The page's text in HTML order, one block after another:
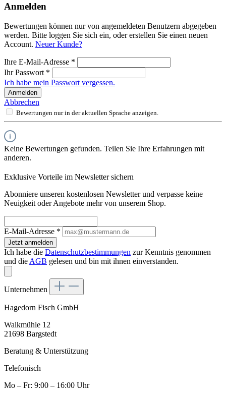
Anmelden
Bewertungen können nur von angemeldeten Benutzern abgegeben
werden. Bitte loggen Sie sich ein, oder erstellen Sie einen neuen
Account. Neuer Kunde?
Ihre E-Mail-Adresse *
Ihr Passwort *
Ich habe mein Passwort vergessen.
Anmelden
Abbrechen
Bewertungen nur in der aktuellen Sprache anzeigen.
Keine Bewertungen gefunden. Teilen Sie Ihre Erfahrungen mit
anderen.
Exklusive Vorteile im Newsletter sichern
Abonniere unseren kostenlosen Newsletter und verpasse keine
Neuigkeit oder Angebote mehr von unserem Shop.
E-Mail-Adresse *
Jetzt anmelden
Ich habe die Datenschutzbestimmungen zur Kenntnis genommen
und die AGB gelesen und bin mit ihnen einverstanden.
Unternehmen
Hagedorn Fisch GmbH
Walkmühle 12
21698 Bargstedt
Beratung & Unterstützung
Telefonisch
Mo – Fr: 9:00 – 16:00 Uhr